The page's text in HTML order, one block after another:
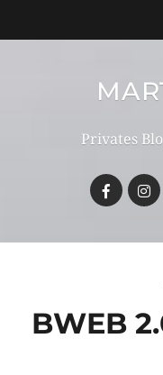
Privates
BWEB